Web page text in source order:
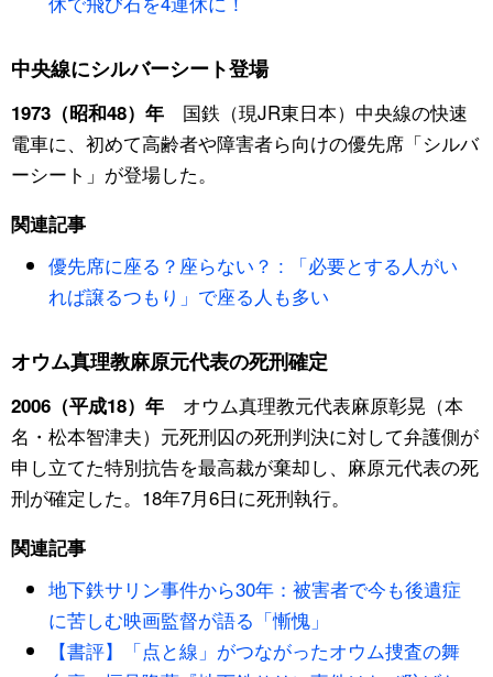
中央線にシルバーシート登場
1973（昭和48）年国鉄（現JR東日本）中央線の快速
電車に、初めて高齢者や障害者ら向けの優先席「シルバ
ーシート」が登場した。
関連記事
優先席に座る？座らない？ : 「必要とする人がい
れば譲るつもり」で座る人も多い
オウム真理教麻原元代表の死刑確定
2006（平成18）年オウム真理教元代表麻原彰晃（本
名・松本智津夫）元死刑囚の死刑判決に対して弁護側が
申し立てた特別抗告を最高裁が棄却し、麻原元代表の死
刑が確定した。18年7月6日に死刑執行。
関連記事
地下鉄サリン事件から30年：被害者で今も後遺症
に苦しむ映画監督が語る「慚愧」
【書評】「点と線」がつながったオウム捜査の舞